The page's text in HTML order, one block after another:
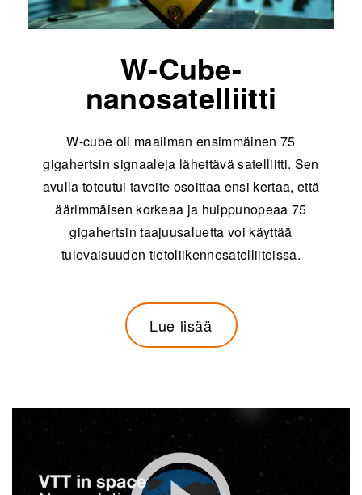
W-Cube-
nanosatelliitti
W-cube oli maailman ensimmäinen 75
gigahertsin signaaleja lähettävä satelliitti. Sen
avulla toteutui tavoite osoittaa ensi kertaa, että
äärimmäisen korkeaa ja huippunopeaa 75
gigahertsin taajuusaluetta voi käyttää
tulevaisuuden tietoliikennesatelliiteissa.
Lue lisää